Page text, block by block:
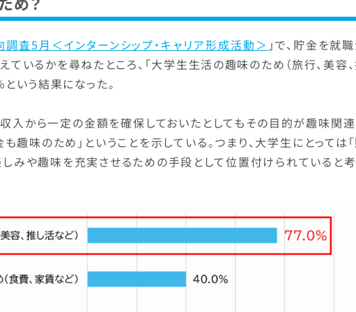
査5月＜インターンシップ・キャリア形成活動＞ 」で、貯金を就
いるかを尋ねたところ、「大学生生活の趣味のため（旅行、美容
いう結果になった。
入から一定の金額を確保しておいたとしてもその目的が趣味関
趣味のため」ということを示している。つまり、大学生にとっては
しみや趣味を充実させるための手段として位置付けられていると